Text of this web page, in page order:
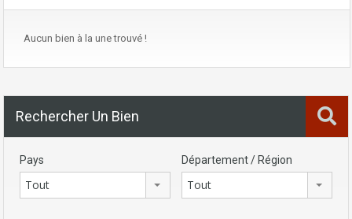
Aucun bien à la une trouvé !
Rechercher Un Bien
Pays
Tout
Département / Région
Tout